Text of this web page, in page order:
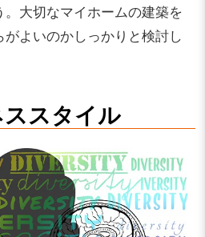
大切なマイホームの建築を
よいのかしっかりと検討し
スタイル